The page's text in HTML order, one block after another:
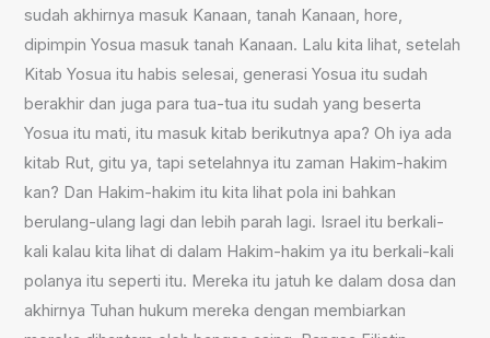
sudah akhirnya masuk Kanaan, tanah Kanaan, hore,
dipimpin Yosua masuk tanah Kanaan. Lalu kita lihat, setelah
Kitab Yosua itu habis selesai, generasi Yosua itu sudah
berakhir dan juga para tua-tua itu sudah yang beserta
Yosua itu mati, itu masuk kitab berikutnya apa? Oh iya ada
kitab Rut, gitu ya, tapi setelahnya itu zaman Hakim-hakim
kan? Dan Hakim-hakim itu kita lihat pola ini bahkan
berulang-ulang lagi dan lebih parah lagi. Israel itu berkali-
kali kalau kita lihat di dalam Hakim-hakim ya itu berkali-kali
polanya itu seperti itu. Mereka itu jatuh ke dalam dosa dan
akhirnya Tuhan hukum mereka dengan membiarkan